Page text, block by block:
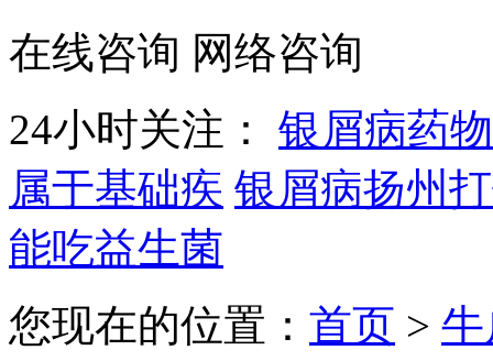
在线咨询 网络咨询
24小时关注：
银屑病药
属于基础疾 银屑病扬州
能吃益生菌
您现在的位置： 首页 >